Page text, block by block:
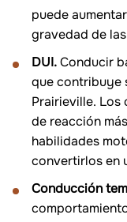
puede
gravedad de
DUI.Conducir
que contribuye
Prairieville.
de reacción
habilidades
convertirlos en
Conducción